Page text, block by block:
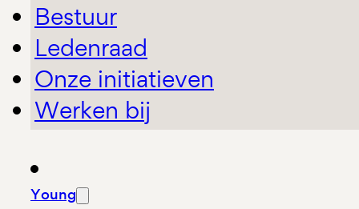
Bestuur
Ledenraad
Onze initiatieven
Werken bij
Young